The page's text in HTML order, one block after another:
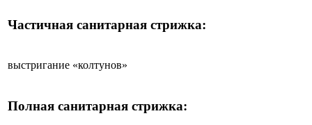
Частичная санитарная стрижка:
выстригание «колтунов»
Полная санитарная стрижка: